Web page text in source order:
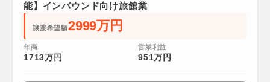
能】インバウンド向け旅館業
譲渡希望額2999万円
年商
1713万円
営業利益
951万円